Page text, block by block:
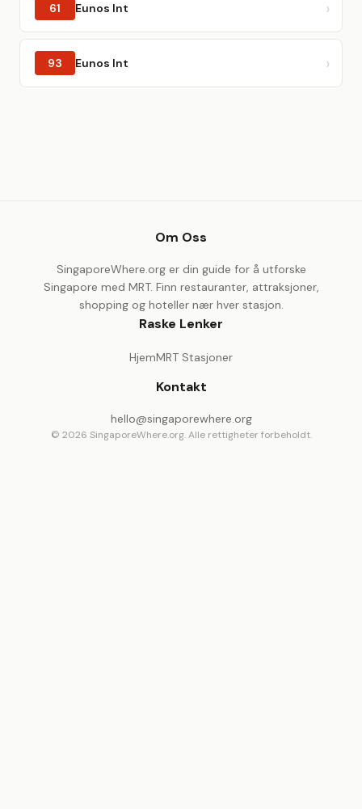
61 Eunos Int
93 Eunos Int
Om Oss
SingaporeWhere.org er din guide for å utforske
Singapore med MRT. Finn restauranter, attraksjoner,
shopping og hoteller nær hver stasjon.
Raske Lenker
HjemMRT Stasjoner
Kontakt
hello@singaporewhere.org
© 2026 SingaporeWhere.org. Alle rettigheter forbeholdt.